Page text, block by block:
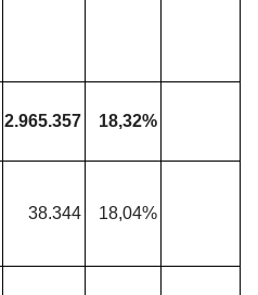
2.965.357 18,32%
38.344 18,04%